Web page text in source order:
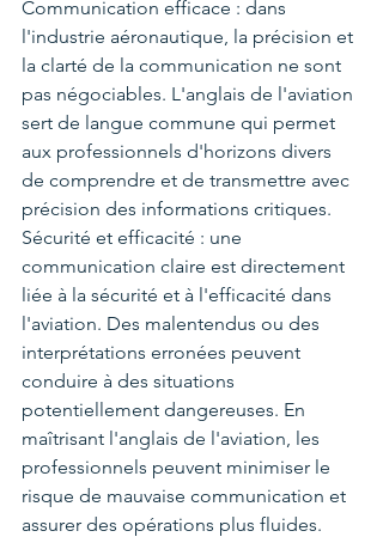
Communication efficace : dans
l'industrie aéronautique, la précision et
la clarté de la communication ne sont
pas négociables. L'anglais de l'aviation
sert de langue commune qui permet
aux professionnels d'horizons divers
de comprendre et de transmettre avec
précision des informations critiques.
Sécurité et efficacité : une
communication claire est directement
liée à la sécurité et à l'efficacité dans
l'aviation. Des malentendus ou des
interprétations erronées peuvent
conduire à des situations
potentiellement dangereuses. En
maîtrisant l'anglais de l'aviation, les
professionnels peuvent minimiser le
risque de mauvaise communication et
assurer des opérations plus fluides.